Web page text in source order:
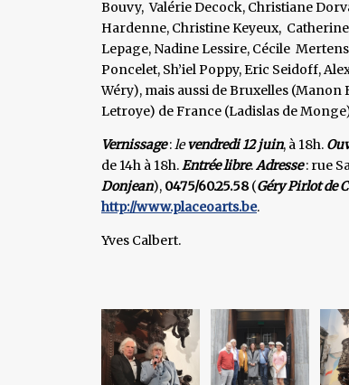
Bouvy, Valérie Decock, Christiane
Hardenne, Christine Keyeux,
Lepage, Nadine Lessire, Cécile
Poncelet, Sh’iel Poppy, Eric Seidoff,
Wéry), mais aussi de Bruxelles (Manon
Letroye) de France (Ladislas de
Vernissage:levendredi 12 juin, à 18h.
de 14h à 18h.Entrée libre.Adresse: rue
Donjean), 0475/60.25.58(Géry Pirlot de
http://www.placeoarts.be.
Yves Calbert.